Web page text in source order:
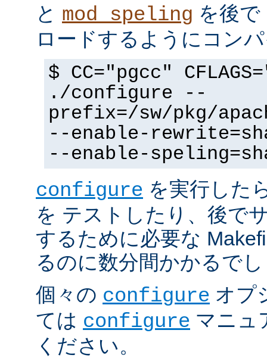
と mod_speling を後
ロードするようにコン
$ CC="pgcc"
./configure --
prefix=/sw/pkg/
--enable-
--enable-
configure を実行した
を テストしたり、後で
するために必要な
るのに数分間かかるで
個々の configure オプ
ては configure マニュ
ください。